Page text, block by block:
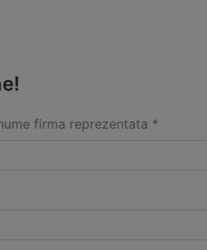
firma reprezentata *